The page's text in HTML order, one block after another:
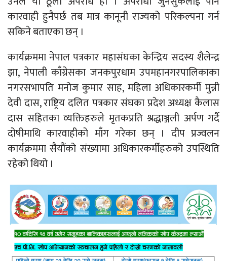
कारवाही हुनैपर्छ तब मात्र कानूनी राज्यको परिकल्पना गर्न
सकिने बताएका छन् ।
कार्यक्रममा नेपाल पत्रकार महासंघका केन्द्रिय सदस्य शैलेन्द्र
झा, नेपाली काँग्रेसका जनकपुरधाम उपमहानगरपालिकाका
नगरसभापति मनोज कुमार साह, महिला अधिकारकर्मी मुन्नी
देवी दास, राष्ट्रिय दलित पत्रकार संघका प्रदेश अध्यक्ष कैलास
दास सहितका व्यक्तिहरुले मृतकप्रति श्रद्धाञ्जली अर्पण गर्दै
दोषीमाथि कारवाहीको माँग गरेका छन् । दीप प्रज्वलन
कार्यक्रममा सैयौंको संख्यामा अधिकारकर्मीहरुको उपस्थिति
रहेको थियो ।